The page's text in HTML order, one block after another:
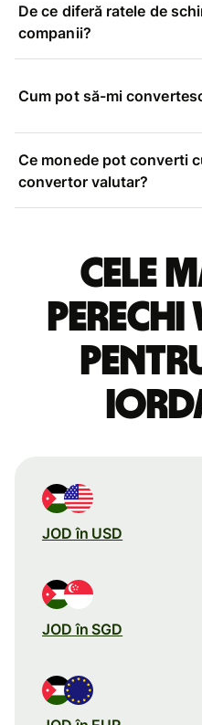
De ce diferă ratele de
companii?
Cum pot să-mi
Ce monede pot converti
convertor valutar?
Cele
JOD în USD
JOD în SGD